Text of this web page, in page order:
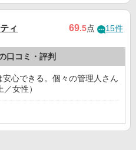
ィ 69.5点 15件
口コミ・評判
心できる。個々の管理人さん
女性）